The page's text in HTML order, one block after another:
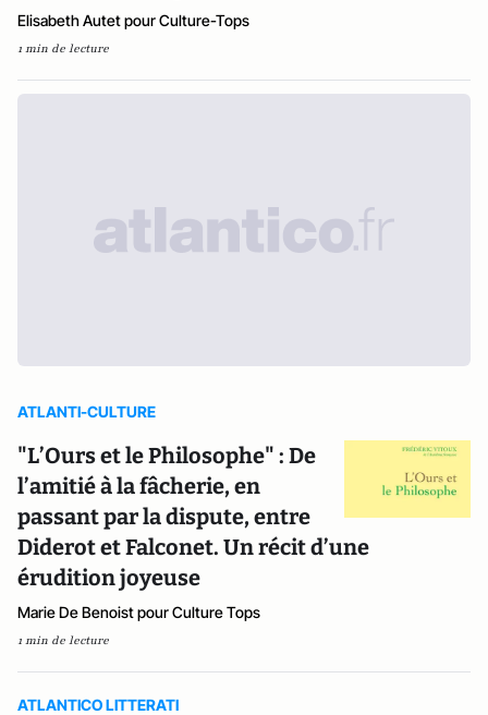
Elisabeth Autet pour Culture-Tops
1 min de lecture
ATLANTI-CULTURE
"L’Ours et le Philosophe" : De
l’amitié à la fâcherie, en
passant par la dispute, entre
Diderot et Falconet. Un récit d’une
érudition joyeuse
Marie De Benoist pour Culture Tops
1 min de lecture
ATLANTICO LITTERATI